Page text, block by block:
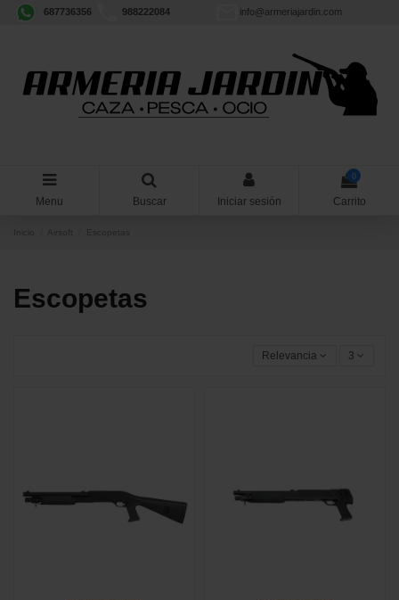
687736356 988222084 info@armeriajardin.com
Menu Buscar Iniciar sesión
0
Carrito
Airsoft
Escopetas
Relevancia 3